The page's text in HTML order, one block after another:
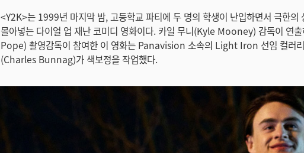
<Y2K>는 1999년 마지막 밤, 고등학교 파티에 두 명의 학생이 난입하면서 극한의
몰아넣는 다이얼 업 재난 코미디 영화이다. 카일 무니(Kyle Mooney) 감독이 연
Pope) 촬영감독이 참여한 이 영화는 Panavision 소속의 Light Iron 선임 컬러
(Charles Bunnag)가 색보정을 작업했다.